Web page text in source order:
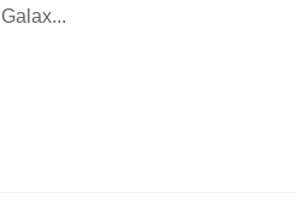
Galax...